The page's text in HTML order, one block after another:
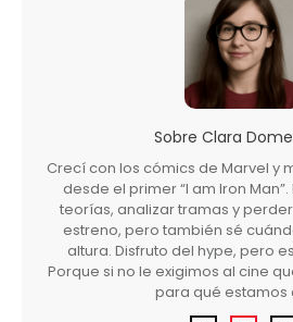
Sobre Clara
Crecí con los cómics de Marvel y
desde el primer “I am Iron
teorías, analizar tramas y
estreno, pero también sé
altura. Disfruto del hype, pero
Porque si no le exigimos al cine
para qué estamos